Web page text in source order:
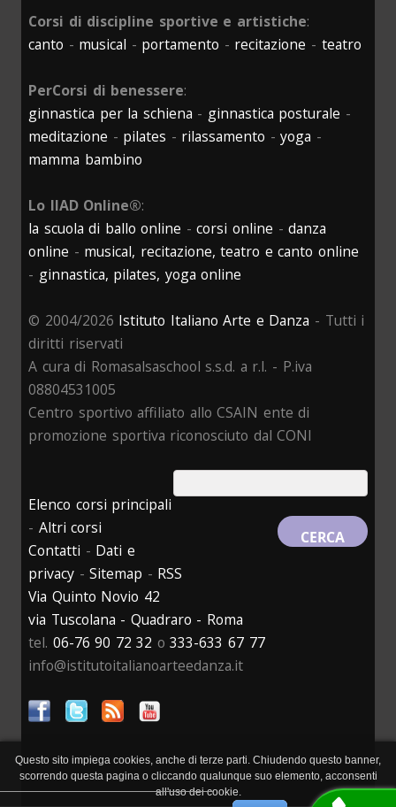
Corsi di discipline sportive e artistiche:
canto - musical - portamento - recitazione - teatro
PerCorsi di benessere:
ginnastica per la schiena - ginnastica posturale -
meditazione - pilates - rilassamento -yoga -
mamma bambino
Lo IIAD Online®:
la scuola di ballo online -corsi online -danza
online - musical, recitazione, teatro e canto online
- ginnastica, pilates, yoga online
© 2004/2026 Istituto Italiano Arte e Danza - Tutti i
diritti riservati
A cura di Romasalsaschool s.s.d. a r.l. - P.iva
08804531005
Centro sportivo affiliato allo CSAIN ente di
promozione sportiva riconosciuto dal CONI
Elenco corsi principali
- Altri corsi
Contatti - Dati e
privacy -Sitemap - RSS
Via Quinto Novio 42
via Tuscolana - Quadraro - Roma
tel. 06-76 90 72 32 o333-633 67 77
info@istitutoitalianoarteedanza.it
Questo sito impiega cookies, anche di terze parti. Chiudendo questo banner,
scorrendo questa pagina o cliccando qualunque suo elemento, acconsenti
all'uso dei cookie.